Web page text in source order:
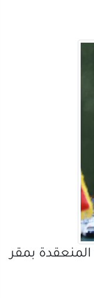
بمقر